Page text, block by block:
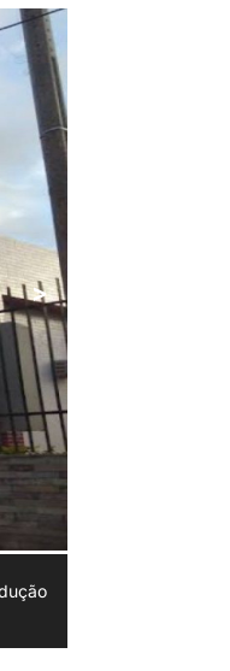
>